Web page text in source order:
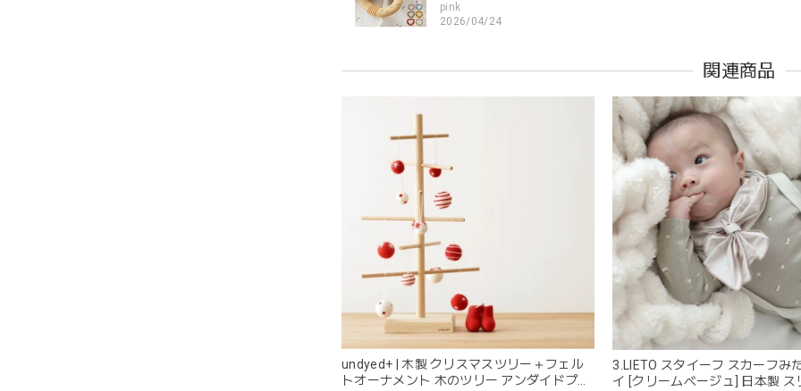
pink
2026/04/24
います。見た目が可愛いので遊んでいる姿もとても可愛いです。また、シリ
潔に保てるのも嬉しいです。
kawaii&born | くまちゃん 歯固めリング シリコン 木
moca
2026/04/24
耳の部分が咥えやすいようでよく遊んでいます。木の部分はじゃぶじゃぶ洗
目が可愛くて満足です。
blanco ブランコ | tsubu bib つぶビブ ベビースタイ 布製
gray
2026/03/26
関連商品
undyed+ | 木製 クリスマスツリー＋フェル
トオーナメント 木のツリー アンダイドプラ
3.LIETO スタイーフ スカーフみ
イ [クリームベージュ] 日本製 ス